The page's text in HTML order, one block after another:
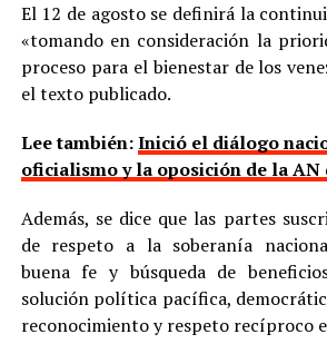
El 12 de agosto se definirá la
«tomando en consideración la
proceso para el bienestar de los
el texto publicado.
Lee también:Inició el diálogo
oficialismo y la oposición de la AN
Además, se dice que las partes
de respeto a la soberanía
buena fe y búsqueda de
solución política pacífica,
reconocimiento y respeto recíproco